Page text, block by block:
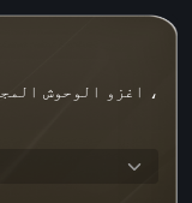
اغزو الوحوش